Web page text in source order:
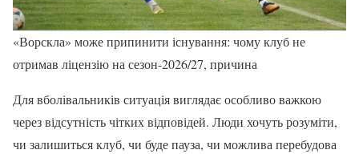
«Ворскла» може припинити існування: чому клуб не
отримав ліцензію на сезон-2026/27, причина
Для вболівальників ситуація виглядає особливо важкою
через відсутність чітких відповідей. Люди хочуть розуміти,
чи залишиться клуб, чи буде пауза, чи можлива перебудова